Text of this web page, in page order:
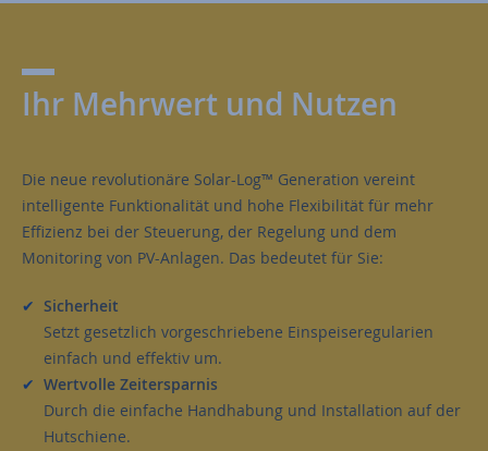
Ihr Mehrwert und Nutzen
Die neue revolutionäre Solar-Log™ Generation vereint
intelligente Funktionalität und hohe Flexibilität für mehr
Effizienz bei der Steuerung, der Regelung und dem
Monitoring von PV-Anlagen. Das bedeutet für Sie:
Sicherheit
Setzt gesetzlich vorgeschriebene Einspeiseregularien
einfach und effektiv um.
Wertvolle Zeitersparnis
Durch die einfache Handhabung und Installation auf der
Hutschiene.